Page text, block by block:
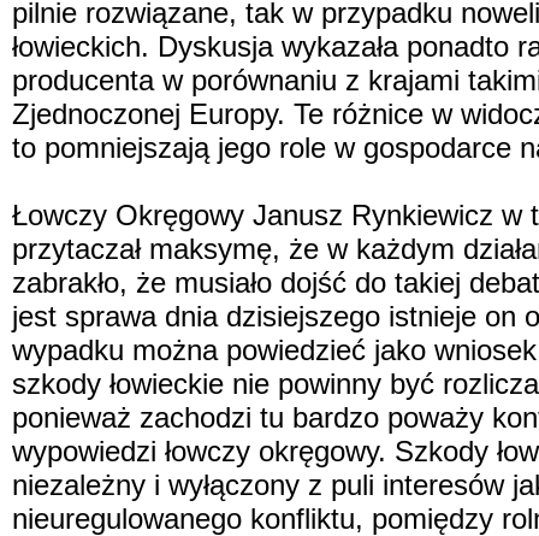
pilnie rozwiązane, tak w przypadku
łowieckich. Dyskusja wykazała ponadto
producenta w porównaniu z krajami
Zjednoczonej Europy. Te różnice w
to pomniejszają jego role w gospodarce
Łowczy Okręgowy Janusz Rynkiewicz w
przytaczał maksymę, że w każdym
zabrakło, że musiało dojść do takiej
jest sprawa dnia dzisiejszego istnieje on
wypadku można powiedzieć jako
szkody łowieckie nie powinny być
ponieważ zachodzi tu bardzo poważy
wypowiedzi łowczy okręgowy. Szkody
niezależny i wyłączony z puli interesów
nieuregulowanego konfliktu, pomiędzy